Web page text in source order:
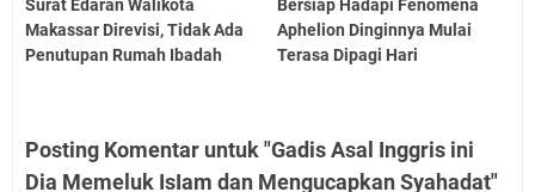
Surat Edaran Walikota
Makassar Direvisi, Tidak Ada
Penutupan Rumah Ibadah
Bersiap Hadapi Fenomena
Aphelion Dinginnya Mulai
Terasa Dipagi Hari
Posting Komentar untuk "Gadis Asal Inggris ini
Dia Memeluk IsIam dan Mengucapkan Syahadat"